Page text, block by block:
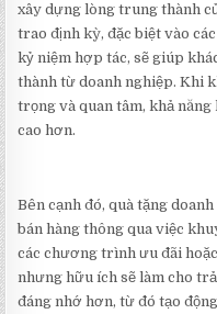
xây dựng lòng trung thành
trao định kỳ, đặc biệt vào
kỷ niệm hợp tác, sẽ giúp
thành từ doanh nghiệp. Khi
trọng và quan tâm, khả
cao hơn.
Bên cạnh đó, quà tặng
bán hàng thông qua việc
các chương trình ưu đãi
nhưng hữu ích sẽ làm cho
đáng nhớ hơn, từ đó tạo